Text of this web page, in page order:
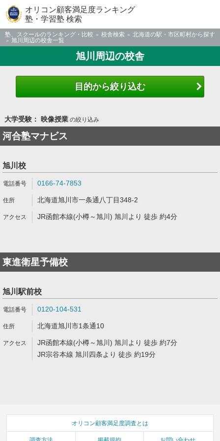
オリコン顧客満足度ランキング
塾・学習塾 検索
塾、スクールのランキング・比較 校舎検索
北海道の駅・市区町村から探す
旭川周辺の校舎一覧
旭川周辺の校舎
目的から絞り込む
大学受験： 映像授業の絞り込み
河合塾マナビス
旭川校
0166-74-7853
北海道旭川市一条通八丁目348-2
JR函館本線(小樽～旭川) 旭川より 徒歩 約4分
東進衛星予備校
旭川駅前校
0120-104-531
北海道旭川市1条通10
JR函館本線(小樽～旭川) 旭川より 徒歩 約7分
JR宗谷本線 旭川四条より 徒歩 約19分
オリコン顧客満足度調査とは